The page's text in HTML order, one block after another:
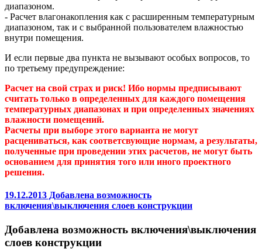
диапазоном.
- Расчет влагонакопления как с расширенным температурным
диапазоном, так и с выбранной пользователем влажностью
внутри помещения.
И если первые два пункта не вызывают особых вопросов, то
по третьему предупреждение:
Расчет на свой страх и риск! Ибо нормы предписывают
считать только в определенных для каждого помещения
температурных диапазонах и при определенных значениях
влажности помещений.
Расчеты при выборе этого варианта не могут
расцениваться, как соответсвующие нормам, а результаты,
полученные при проведении этих расчетов, не могут быть
основанием для принятия того или иного проектного
решения.
19.12.2013 Добавлена возможность
включения\выключения слоев конструкции
Добавлена возможность включения\выключения
слоев конструкции